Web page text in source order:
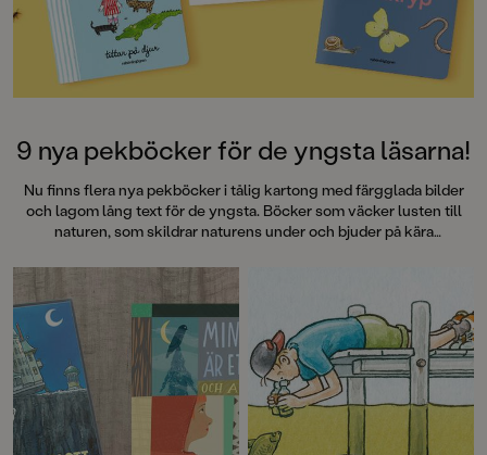
SvD"Mycket underhållande,
särskilt att rutscha med i Jenny
Dahlbergs bilder som inte sitter still
en enda sekund. På vartenda
uppslag finns tusen detaljer att
följa familjens hund på dess
sniffande äventyr." - Pia Huss,
DN"En bok som kommer att locka
till skratt hos såväl små som stora." -
BTJ.
9 nya pekböcker för de yngsta läsarna!
Nu finns flera nya pekböcker i tålig kartong med färgglada bilder
och lagom lång text för de yngsta. Böcker som väcker lusten till
naturen, som skildrar naturens under och bjuder på kära
Obi. Böcker som tål att läsas om och om igen!